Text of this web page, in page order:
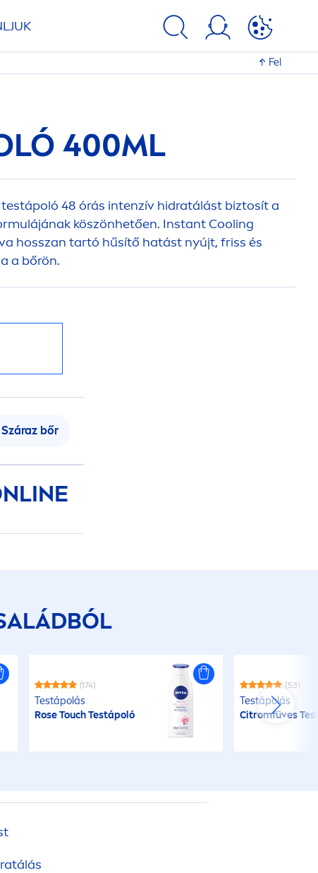
Fel
400ML
testápoló 48 órás intenzív hidratálást biztosít a
köszönhetően. Instant Cooling
hosszan tartó hűsítő hatást nyújt, friss és
a bőrön.
Száraz bőr
(174)
Testápolás
RoseTouch Testápoló
(53)
Testápolás
Citromfüves